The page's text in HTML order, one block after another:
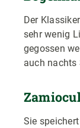
Der
sehr wenig
gegossen
auch nachts
Sie